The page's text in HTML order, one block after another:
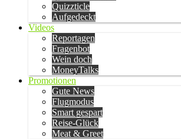
Quizzticle
Aufgedeckt
Videos
Reportagen
Fragenbot
Wein doch
MoneyTalks
Promotionen
Gute News
Flugmodus
Smart gespart
Reise-Glück
Meat & Greet